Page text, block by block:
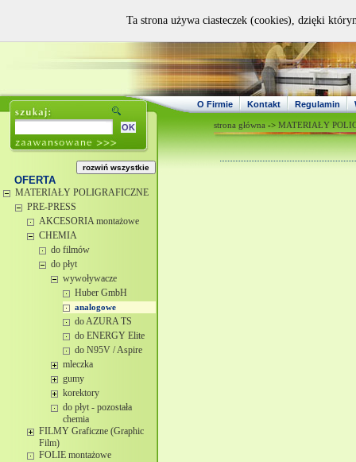
O Firmie Kontakt Regulamin
OFERTA
MATERIAŁY POLIGRAFICZNE
PRE-PRESS
AKCESORIA montażowe
CHEMIA
do filmów
do płyt
wywoływacze
Huber GmbH
analogowe
do AZURA TS
do ENERGY Elite
do N95V / Aspire
mleczka
gumy
korektory
do płyt - pozostała
chemia
FILMY Graficzne (Graphic
Film)
FOLIE montażowe
strona główna -> MATERIAŁY
Ta strona używa ciasteczek (cookies), dzięki